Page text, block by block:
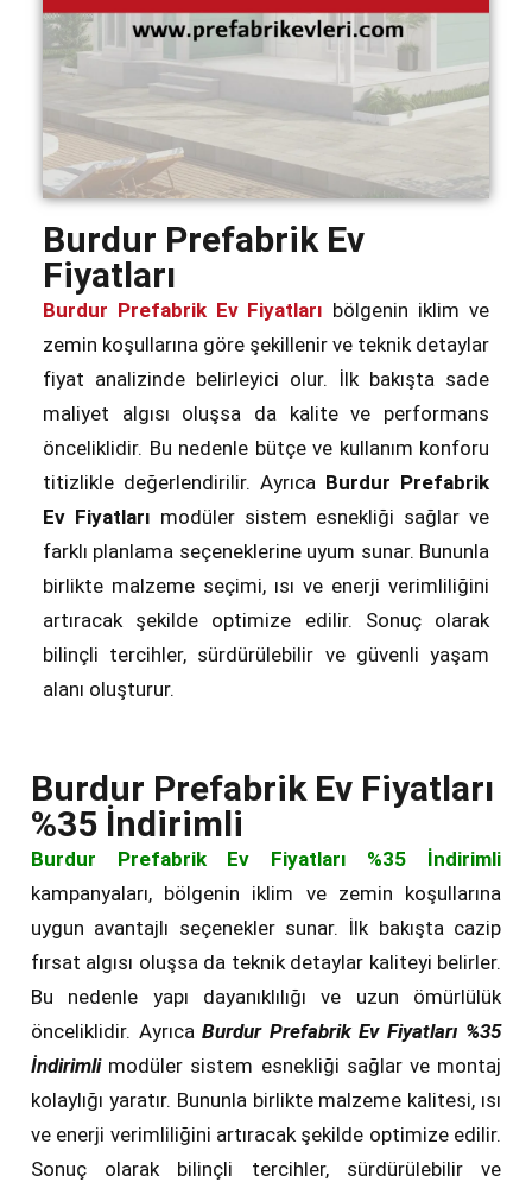
Burdur Prefabrik Ev
Fiyatları
Burdur Prefabrik Ev Fiyatları bölgenin iklim ve
zemin koşullarına göre şekillenir ve teknik detaylar
fiyat analizinde belirleyici olur. İlk bakışta sade
maliyet algısı oluşsa da kalite ve performans
önceliklidir. Bu nedenle bütçe ve kullanım konforu
titizlikle değerlendirilir. Ayrıca Burdur Prefabrik
Ev Fiyatları modüler sistem esnekliği sağlar ve
farklı planlama seçeneklerine uyum sunar. Bununla
birlikte malzeme seçimi, ısı ve enerji verimliliğini
artıracak şekilde optimize edilir. Sonuç olarak
bilinçli tercihler, sürdürülebilir ve güvenli yaşam
alanı oluşturur.
Burdur Prefabrik Ev Fiyatları
%35 İndirimli
Burdur Prefabrik Ev Fiyatları %35 İndirimli
kampanyaları, bölgenin iklim ve zemin koşullarına
uygun avantajlı seçenekler sunar. İlk bakışta cazip
fırsat algısı oluşsa da teknik detaylar kaliteyi belirler.
Bu nedenle yapı dayanıklılığı ve uzun ömürlülük
önceliklidir. Ayrıca Burdur Prefabrik Ev Fiyatları %35
İndirimli modüler sistem esnekliği sağlar ve montaj
kolaylığı yaratır. Bununla birlikte malzeme kalitesi, ısı
ve enerji verimliliğini artıracak şekilde optimize edilir.
Sonuç olarak bilinçli tercihler, sürdürülebilir ve